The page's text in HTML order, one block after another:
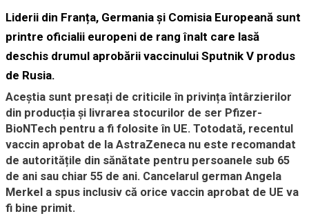
Liderii din Franța, Germania și Comisia Europeană sunt
printre oficialii europeni de rang înalt care lasă
deschis drumul aprobării vaccinului Sputnik V produs
de Rusia.
Aceștia sunt presați de criticile în privința întârzierilor
din producția și livrarea stocurilor de ser Pfizer-
BioNTech pentru a fi folosite în UE. Totodată, recentul
vaccin aprobat de la AstraZeneca nu este recomandat
de autoritățile din sănătate pentru persoanele sub 65
de ani sau chiar 55 de ani. Cancelarul german Angela
Merkel a spus inclusiv că orice vaccin aprobat de UE va
fi bine primit.